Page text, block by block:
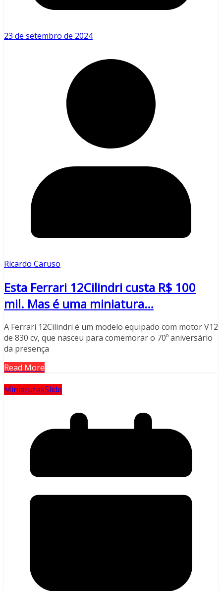
23 de setembro de 2024
Ricardo Caruso
Esta Ferrari 12Cilindri custa R$ 100
mil. Mas é uma miniatura…
A Ferrari 12Cilindri é um modelo equipado com motor V12
de 830 cv, que nasceu para comemorar o 70º aniversário
da presença
Read More
MiniaturasSlide